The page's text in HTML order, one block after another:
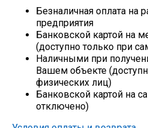
Безналичная оплата на
предприятия
Банковской картой на
(доступно только при
Наличными при
Вашем объекте
физических лиц)
Банковской картой на
отключено)